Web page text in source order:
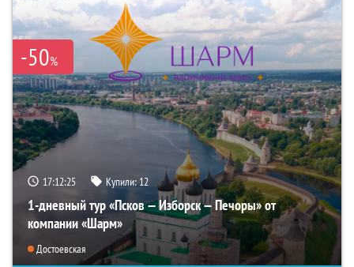
-50%
17:12:23 Купили:12
1-дневный тур «Псков — Изборск — Печоры» от
компании «Шарм»
Достоевская